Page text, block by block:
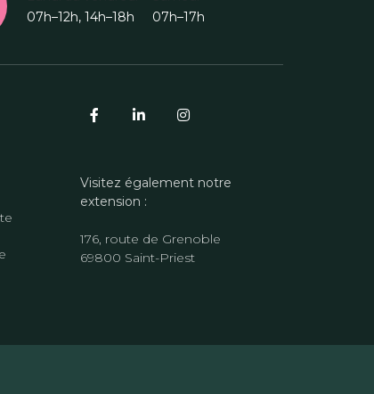
07h–12h, 14h–18h
07h–17h
Visitez également notre
extension :
176, route de Grenoble
69800 Saint-Priest